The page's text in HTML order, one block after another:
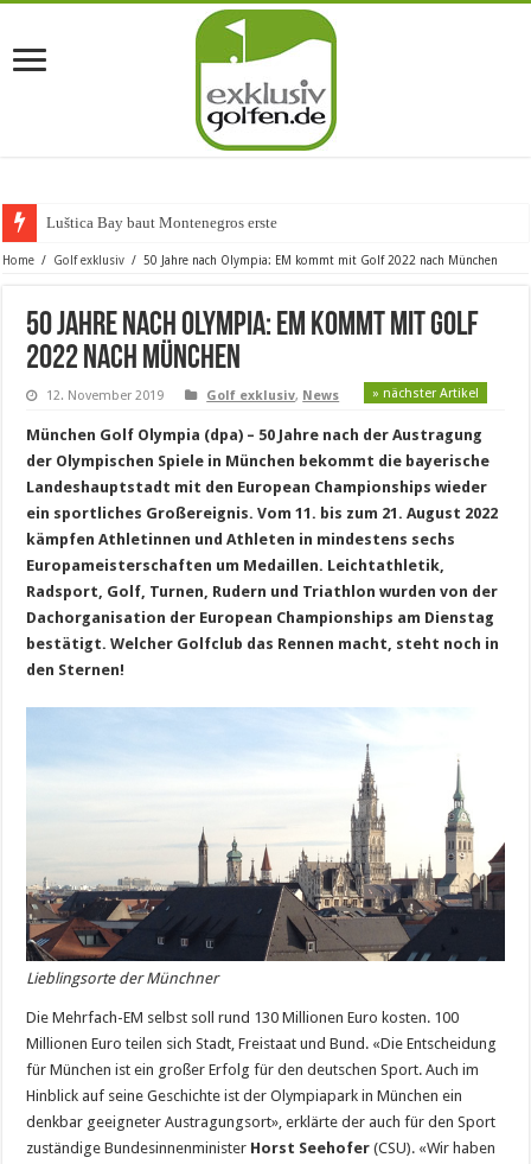
Luštica Bay baut Montenegros erste Golf-Commun
Home / Golf exklusiv / 50 Jahre nach Olympia: EM kommt mit Golf 2022 nach München
50 Jahre nach Olympia: EM kommt mit Golf
2022 nach München
12. November 2019 Golf exklusiv, News » nächster Artikel
München Golf Olympia (dpa) – 50 Jahre nach der Austragung
der Olympischen Spiele in München bekommt die bayerische
Landeshauptstadt mit den European Championships wieder
ein sportliches Großereignis. Vom 11. bis zum 21. August 2022
kämpfen Athletinnen und Athleten in mindestens sechs
Europameisterschaften um Medaillen. Leichtathletik,
Radsport, Golf, Turnen, Rudern und Triathlon wurden von der
Dachorganisation der European Championships am Dienstag
bestätigt. Welcher Golfclub das Rennen macht, steht noch in
den Sternen!
Lieblingsorte der Münchner
Die Mehrfach-EM selbst soll rund 130 Millionen Euro kosten. 100
Millionen Euro teilen sich Stadt, Freistaat und Bund. «Die Entscheidung
für München ist ein großer Erfolg für den deutschen Sport. Auch im
Hinblick auf seine Geschichte ist der Olympiapark in München ein
denkbar geeigneter Austragungsort», erklärte der auch für den Sport
zuständige Bundesinnenminister Horst Seehofer (CSU). «Wir haben